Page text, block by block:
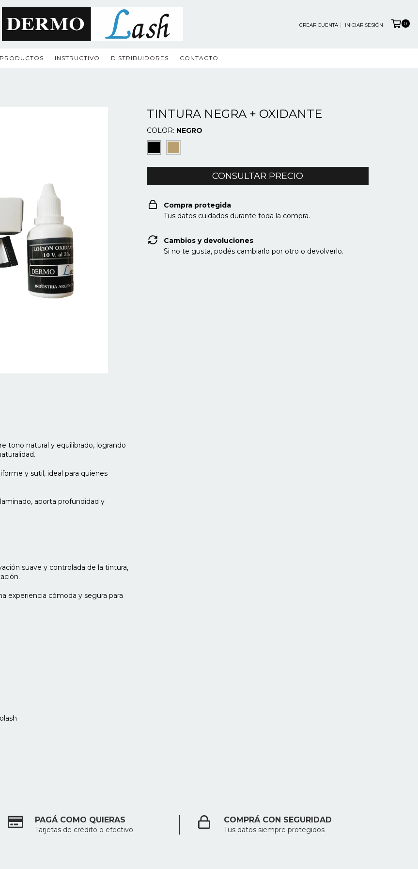
CREAR CUENTA INICIAR SESIÓN 0
PRODUCTOS INSTRUCTIVO DISTRIBUIDORES CONTACTO
tono natural y equilibrado, logrando
y sutil, ideal para quienes
aporta profundidad y
suave y controlada de la tintura,
experiencia cómoda y segura para
TINTURA NEGRA + OXIDANTE
COLOR: NEGRO
Compra protegida
Tus datos cuidados durante toda la compra.
Cambios y devoluciones
Si no te gusta, podés cambiarlo por otro o devolverlo.
PAGÁ COMO QUIERAS
Tarjetas de crédito o efectivo
COMPRÁ CON SEGURIDAD
Tus datos siempre protegidos